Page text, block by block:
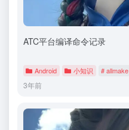
ATC平台编译命令记录
Android 小知识 # allmake
3年前